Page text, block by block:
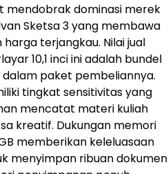
mendobrak dominasi merek
Sketsa 3 yang membawa
terjangkau. Nilai jual
10,1 inci ini adalah bundel
dalam paket pembeliannya.
tingkat sensitivitas yang
mencatat materi kuliah
kreatif. Dukungan memori
memberikan keleluasaan
menyimpan ribuan dokumen